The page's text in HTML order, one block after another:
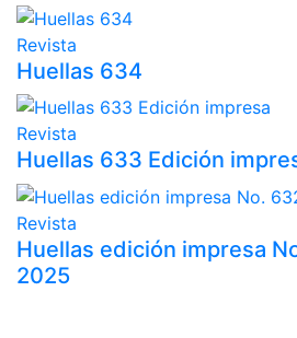
Revista
Huellas 634
Revista
Huellas 633 Edición
Revista
Huellas edición impresa
2025